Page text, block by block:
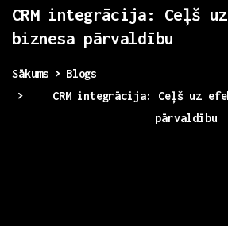
CRM integrācija: Ceļš uz
biznesa pārvaldību
Sākums
Blogs
CRM integrācija: Ceļš uz
pārvaldību